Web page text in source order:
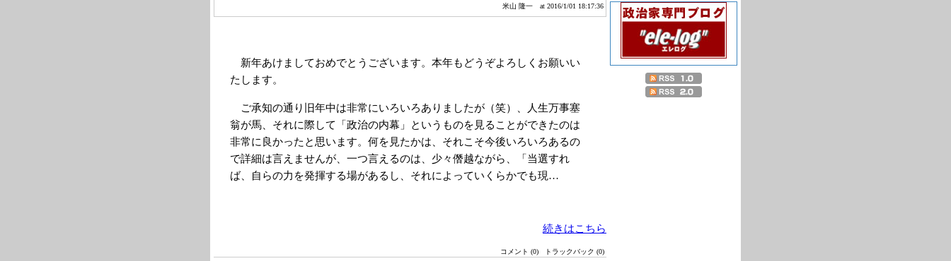
米山 隆一 at 2016/1/01 18:17:36
新年あけましておめでとうございます。本年もどうぞよろしくお願いい
たします。
ご承知の通り旧年中は非常にいろいろありましたが（笑）、人生万事塞
翁が馬、それに際して「政治の内幕」というものを見ることができたのは
非常に良かったと思います。何を見たかは、それこそ今後いろいろあるの
で詳細は言えませんが、一つ言えるのは、少々僭越ながら、「当選すれ
ば、自らの力を発揮する場があるし、それによっていくらかでも現…
続きはこちら
コメント (0) トラックバック (0)